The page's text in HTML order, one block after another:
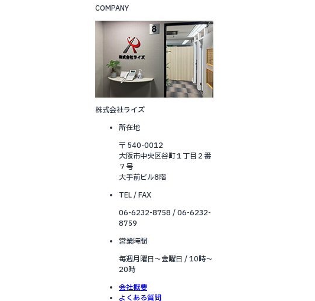
COMPANY
株式会社ライズ
所在地
〒 540-0012
大阪市中央区谷町１丁目２番
７号
大手前ビル8階
TEL / FAX
06-6232-8758 / 06-6232-
8759
営業時間
毎週月曜日～金曜日 / 10時～
20時
会社概要
よくある質問